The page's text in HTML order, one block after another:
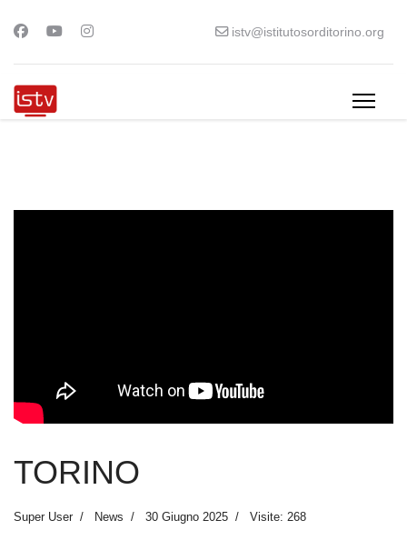
istv@istitutosorditorino.org
TORINO
Super User News 30 Giugno 2025 Visite: 268